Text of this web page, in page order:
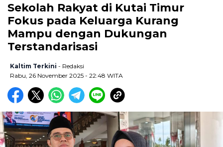
Sekolah Rakyat di Kutai Timur
Fokus pada Keluarga Kurang
Mampu dengan Dukungan
Terstandarisasi
Kaltim Terkini - Redaksi
Rabu, 26 November 2025 - 22:48 WITA